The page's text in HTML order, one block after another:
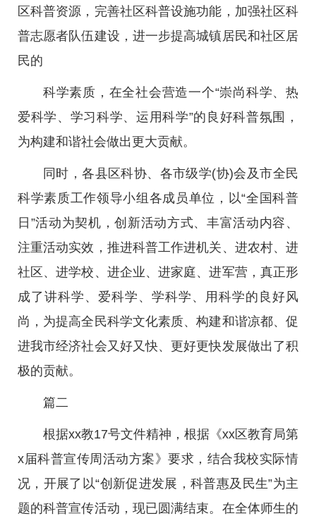
区科普资源，完善社区科普设施功能，加强社区科
普志愿者队伍建设，进一步提高城镇居民和社区居
民的
科学素质，在全社会营造一个“崇尚科学、热
爱科学、学习科学、运用科学”的良好科普氛围，
为构建和谐社会做出更大贡献。
同时，各县区科协、各市级学(协)会及市全民
科学素质工作领导小组各成员单位，以“全国科普
日”活动为契机，创新活动方式、丰富活动内容、
注重活动实效，推进科普工作进机关、进农村、进
社区、进学校、进企业、进家庭、进军营，真正形
成了讲科学、爱科学、学科学、用科学的良好风
尚，为提高全民科学文化素质、构建和谐凉都、促
进我市经济社会又好又快、更好更快发展做出了积
极的贡献。
篇二
根据xx教17号文件精神，根据《xx区教育局第
x届科普宣传周活动方案》要求，结合我校实际情
况，开展了以“创新促进发展，科普惠及民生”为主
题的科普宣传活动，现已圆满结束。在全体师生的